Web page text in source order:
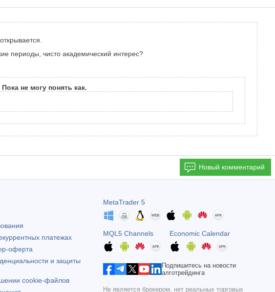
периоды, чисто академический интерес?
не могу понять как.
Новый комментарий
платежах
оферта
и защиты
cookie-файлов
MetaTrader 5
MQL5 Channels Economic Calendar
Подпишитесь на новости
алготрейдинга
Не является брокером, нет реальных торговых